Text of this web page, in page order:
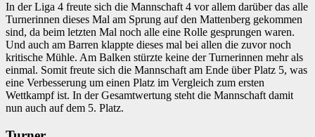
In der Liga 4 freute sich die Mannschaft 4 vor allem darüber das alle
Turnerinnen dieses Mal am Sprung auf den Mattenberg gekommen
sind, da beim letzten Mal noch alle eine Rolle gesprungen waren.
Und auch am Barren klappte dieses mal bei allen die zuvor noch
kritische Mühle. Am Balken stürzte keine der Turnerinnen mehr als
einmal. Somit freute sich die Mannschaft am Ende über Platz 5, was
eine Verbesserung um einen Platz im Vergleich zum ersten
Wettkampf ist. In der Gesamtwertung steht die Mannschaft damit
nun auch auf dem 5. Platz.